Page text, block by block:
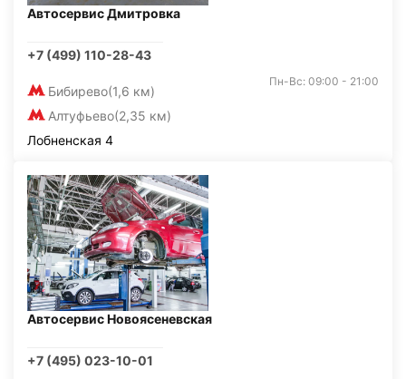
Автосервис Дмитровка
+7 (499) 110-28-43
Бибирево(1,6 км)
Алтуфьево(2,35 км)
Пн-Вс: 09:00 - 21:00
Лобненская 4
Автосервис Новоясеневская
+7 (495) 023-10-01